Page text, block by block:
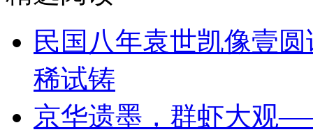
民国八年袁世凯像壹
稀试铸
京华遗墨，群虾大观